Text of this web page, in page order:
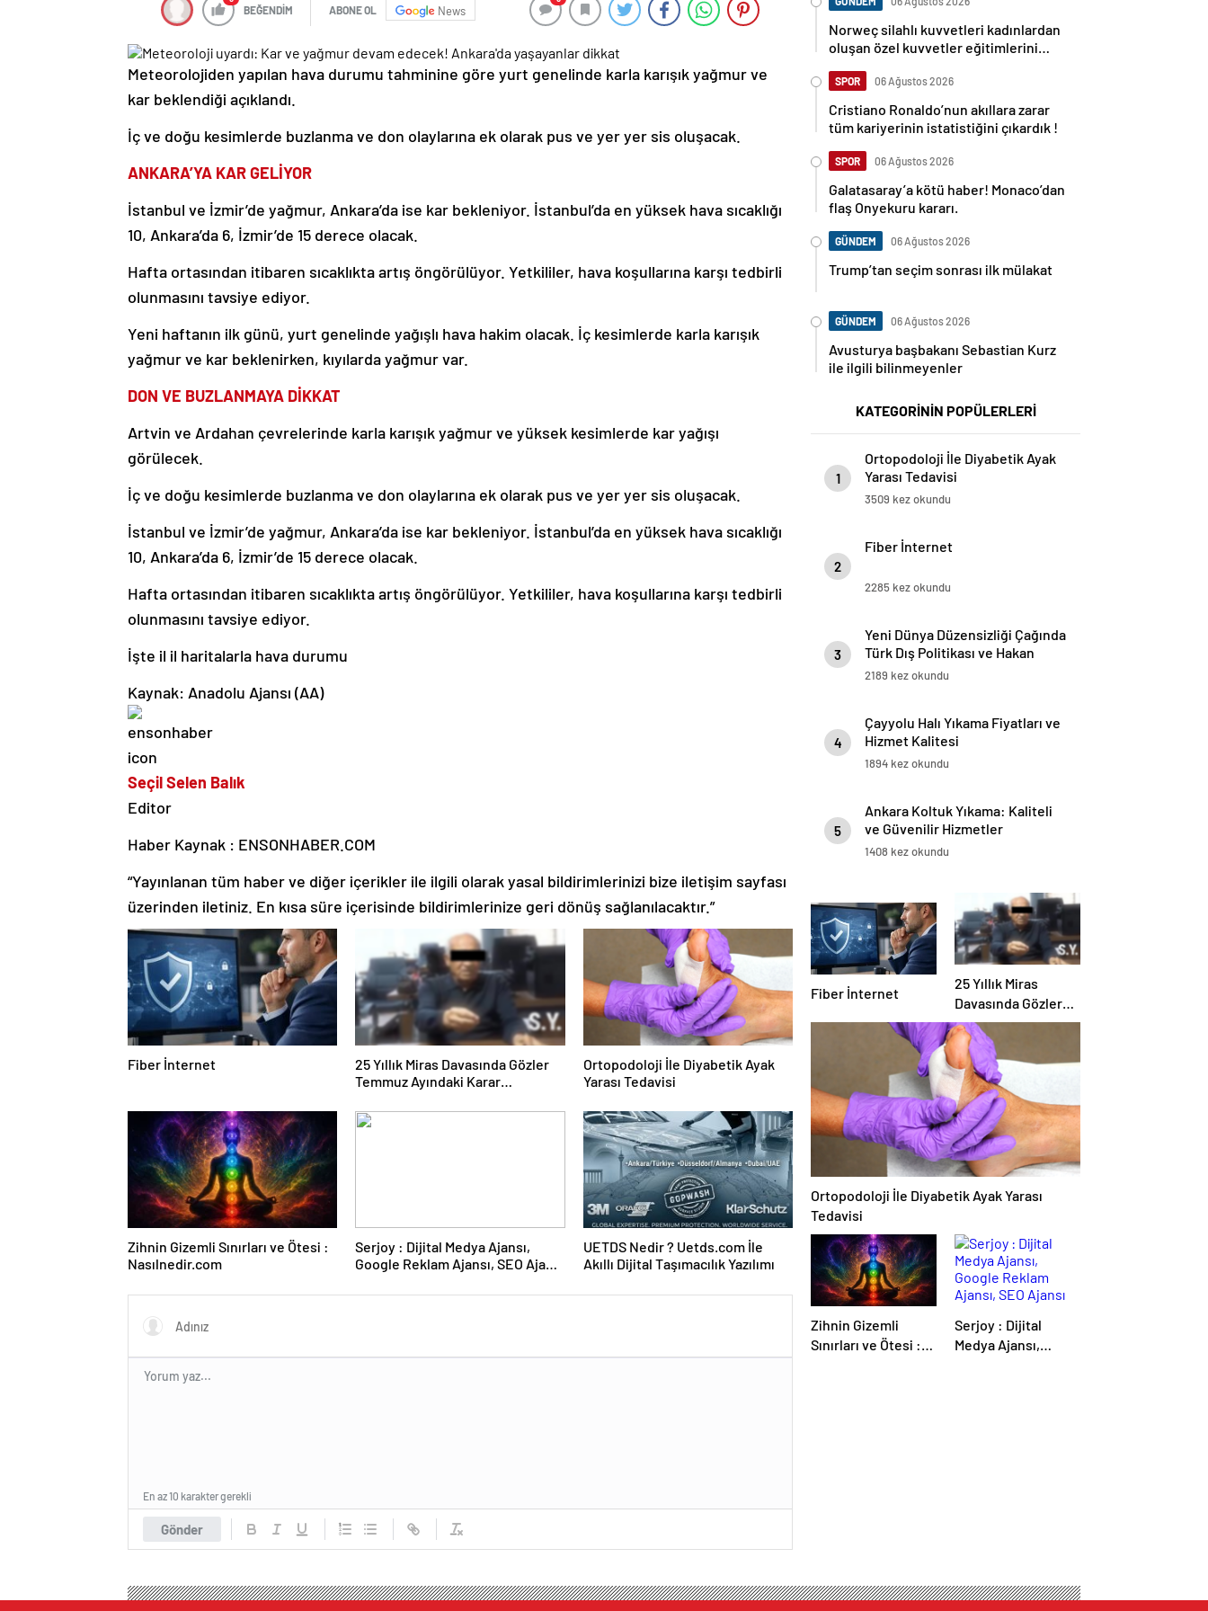
BEĞENDİM ABONE OL News
Meteorolojiden yapılan hava durumu tahminine göre yurt genelinde karla karışık yağmur ve
kar beklendiği açıklandı.
İç ve doğu kesimlerde buzlanma ve don olaylarına ek olarak pus ve yer yer sis oluşacak.
ANKARA’YA KAR GELİYOR
İstanbul ve İzmir’de yağmur, Ankara’da ise kar bekleniyor. İstanbul’da en yüksek hava sıcaklığı
10, Ankara’da 6, İzmir’de 15 derece olacak.
Hafta ortasından itibaren sıcaklıkta artış öngörülüyor. Yetkililer, hava koşullarına karşı tedbirli
olunmasını tavsiye ediyor.
Yeni haftanın ilk günü, yurt genelinde yağışlı hava hakim olacak. İç kesimlerde karla karışık
yağmur ve kar beklenirken, kıyılarda yağmur var.
DON VE BUZLANMAYA DİKKAT
Artvin ve Ardahan çevrelerinde karla karışık yağmur ve yüksek kesimlerde kar yağışı
görülecek.
İç ve doğu kesimlerde buzlanma ve don olaylarına ek olarak pus ve yer yer sis oluşacak.
İstanbul ve İzmir’de yağmur, Ankara’da ise kar bekleniyor. İstanbul’da en yüksek hava sıcaklığı
10, Ankara’da 6, İzmir’de 15 derece olacak.
Hafta ortasından itibaren sıcaklıkta artış öngörülüyor. Yetkililer, hava koşullarına karşı tedbirli
olunmasını tavsiye ediyor.
İşte il il haritalarla hava durumu
Kaynak: Anadolu Ajansı (AA)
Seçil Selen Balık
Editor
Haber Kaynak : ENSONHABER.COM
“Yayınlanan tüm haber ve diğer içerikler ile ilgili olarak yasal bildirimlerinizi bize iletişim sayfası
üzerinden iletiniz. En kısa süre içerisinde bildirimlerinize geri dönüş sağlanılacaktır.”
Fiber İnternet
25 Yıllık Miras Davasında Gözler
Temmuz Ayındaki Karar
Ortopodoloji İle Diyabetik Ayak
Yarası Tedavisi
Zihnin Gizemli Sınırları ve Ötesi :
Nasılnedir.com
Serjoy : Dijital Medya Ajansı,
Google Reklam Ajansı, SEO Ajansı
UETDS Nedir ? Uetds.com İle
Akıllı Dijital Taşımacılık Yazılımı
Gönder
En az 10 karakter gerekli
Norweç silahlı kuvvetleri kadınlardan
oluşan özel kuvvetler eğitimlerini
SPOR 06 Ağustos 2026
Cristiano Ronaldo’nun akıllara zarar
tüm kariyerinin istatistiğini çıkardık !
SPOR 06 Ağustos 2026
Galatasaray’a kötü haber! Monaco’dan
flaş Onyekuru kararı.
GÜNDEM 06 Ağustos 2026
Trump’tan seçim sonrası ilk mülakat
GÜNDEM 06 Ağustos 2026
Avusturya başbakanı Sebastian Kurz
ile ilgili bilinmeyenler
KATEGORİNİN POPÜLERLERİ
1
Ortopodoloji İle Diyabetik Ayak
Yarası Tedavisi
3509 kez okundu
2
Fiber İnternet
2285 kez okundu
3
Yeni Dünya Düzensizliği Çağında
Türk Dış Politikası ve Hakan
Fidan Faktörü
2189 kez okundu
4
Çayyolu Halı Yıkama Fiyatları ve
Hizmet Kalitesi
1894 kez okundu
5
Ankara Koltuk Yıkama: Kaliteli
ve Güvenilir Hizmetler
1408 kez okundu
Fiber İnternet
25 Yıllık Miras
Davasında Gözler
Temmuz Ayındaki
Karar Duruşmasına
Çevrildi
Ortopodoloji İle Diyabetik Ayak Yarası
Tedavisi
Zihnin Gizemli
Sınırları ve Ötesi :
Serjoy : Dijital
Medya Ajansı,